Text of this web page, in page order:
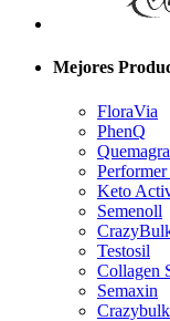
PhenQ
Performer
Keto
Semenoll
CrazyBulk
Testosil
Collagen
Semaxin
AirSnore